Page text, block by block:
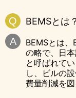
BEMSとは？
BEMSとは
の略で、日
と呼ばれて
し、ビルの
費量削減を